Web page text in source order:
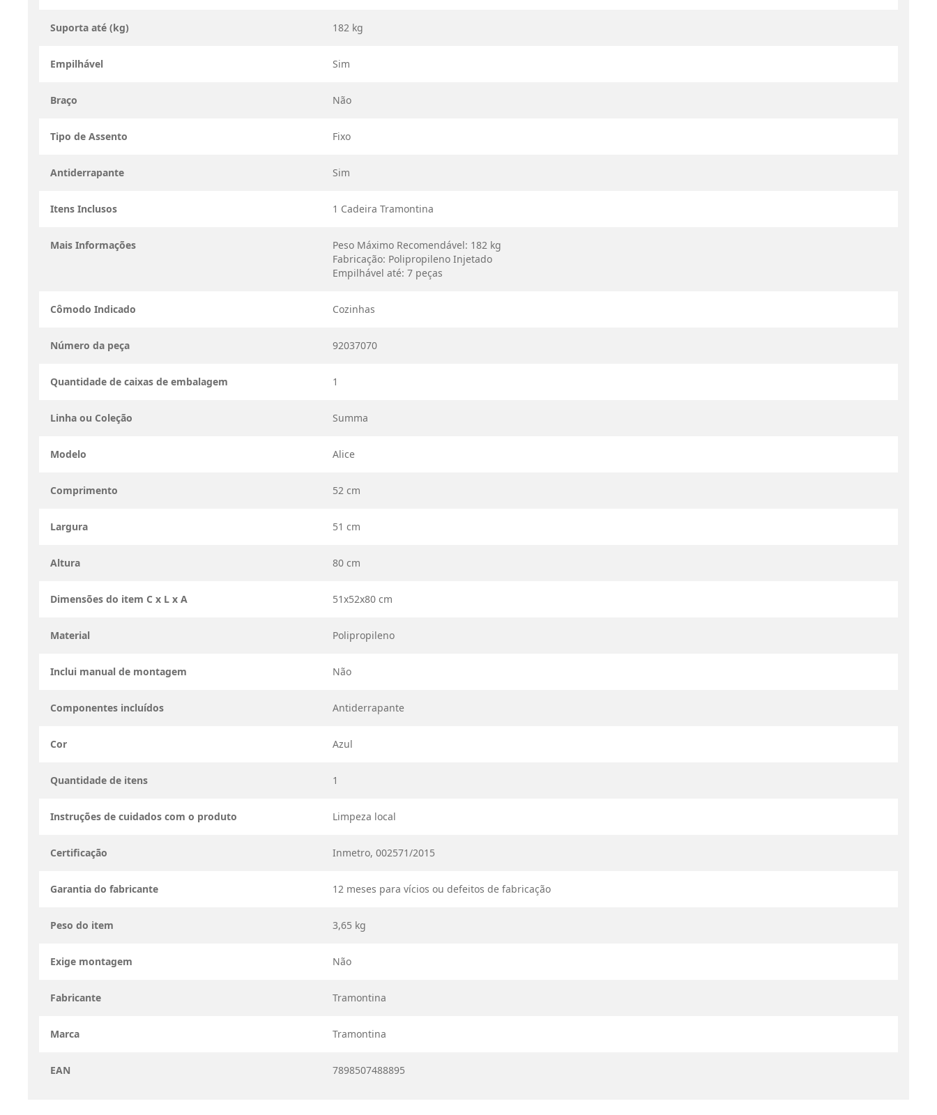
Suporta até (kg) 182 kg
Empilhável Sim
Braço Não
Tipo de Assento Fixo
Antiderrapante Sim
Itens Inclusos 1 Cadeira Tramontina
Mais Informações
Peso Máximo Recomendável: 182 kg
Fabricação: Polipropileno Injetado
Empilhável até: 7 peças
Cômodo Indicado Cozinhas
Número da peça 92037070
Quantidade de caixas de embalagem 1
Linha ou Coleção Summa
Modelo Alice
Comprimento 52 cm
Largura 51 cm
Altura 80 cm
Dimensões do item C x L x A 51x52x80 cm
Material Polipropileno
Inclui manual de montagem Não
Componentes incluídos Antiderrapante
Cor Azul
Quantidade de itens 1
Instruções de cuidados com o produto Limpeza local
Certificação Inmetro, 002571/2015
Garantia do fabricante 12 meses para vícios ou defeitos de fabricação
Peso do item 3,65 kg
Exige montagem Não
Fabricante Tramontina
Marca Tramontina
EAN 7898507488895